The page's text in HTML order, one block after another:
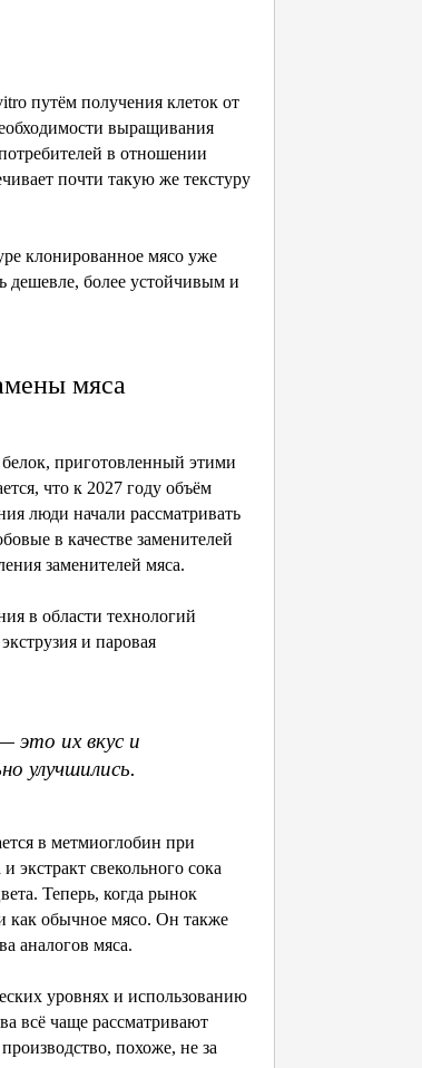
путём получения клеток от
выращивания
в отношении
почти такую же текстуру
клонированное мясо уже
дешевле, более устойчивым и
мяса
приготовленный этими
что к 2027 году объём
люди начали рассматривать
в качестве заменителей
заменителей мяса.
в области технологий
и паровая
это их вкус и
улучшились.
в метмиоглобин при
экстракт свекольного сока
Теперь, когда рынок
как обычное мясо. Он также
аналогов мяса.
уровнях и использованию
всё чаще рассматривают
похоже, не за